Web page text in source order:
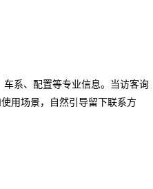
系、配置等专业信息。当访客询
用场景，自然引导留下联系方